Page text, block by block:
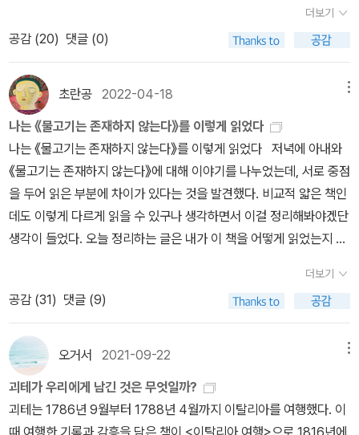
따로 부연설명이 필요치 않은 작품이다. 괴테가 스물두 살 때 쓰기 시
작해 임종을 목전에 둔 여든세 살 때까지 60여 년에 걸쳐, 평생을 두
고 써나간 작품이다. 한 사람의 일생을 바친 작품은 세계문학의 쟁쟁
한 고전들 가운데서도 보기가 드물다. 그만큼 여기에는 그의 평생의
관심사와 문제의식들이 녹아 있다. 『파우스트』는 고대의 그리스 로마
신화로부터 중세를 거쳐(성서가 배어들어 있다) 근대에 이르기까지
“3,000여 년”의 유럽 남북방을 다 아우르는 작품이다. 그리스 로마
신화의 세계와 기독교적 중세가 아우러지고, 중세에서 근대로의 이행
이 많이 조명되어 있으며(예컨대 지폐 발행, 인조인간의 제작 등등),
그러면서도 중세적 혹은 탈시간적 ‘구원’의 문제도 비중 있게 포섭되
것이 담은 세계가 크기 때문만이 아니라, 거기에 담긴 인간과 세계에
로는 난해하고, 때로는 코믹하기까지 한 정교한 언어에 담겨 있는 이
깊고도 넓은 성찰들은, 인간이 점점 더 왜소하고 허약해지는 시대에
각별한 의미를 가질 것이다. “어두운 충동 속에서도 선한 인간은 바른
길을 잘 의식하고 있다.”(”『 파우스트』 「천상의 서곡」 중에서)
우스트, 꽃이 만발한 풀밭에 누워 지치고불안한 모습으로 잠을 청한
다.해질 무렵.요정의 무리, 귀엽고 작은 모습으로 공중에서 떠돈다. -
이인웅(문학동네, 2009) 우아한 고장파우스트, 꽃이 만발한 풀밭에
누워 피로하고 불안한 듯 잠을 청하고 있다.황혼이 깃들 무렵.정령들
의 무리, 우아하고 작은 모습으로 공중에 떠다닌다. - 김인순(열린책
들, 2009)경관이 수려한 곳파우스트, 꽃들이 만발한 풀밭에 누워서
지친 몸으로 불안하게 잠을 청한다.땅거미가 내려앉는다.우아하고 작
은 요정의 무리, 대기를 떠돈다. - 전영애(길, 2019)우아한 지대파우
스트, 꽃이 만발한 풀밭에 누워 있다.지쳐 불안하게, 참을 청하며,어스
름.정령들의 무리가 둥둥 떠돌고 있는데, 우아하고 작은 자태들이다.
비극 제1부에서는 괴테의 경험에서 차용된 그레트헨(마가레테)가, 제
2부에서는 그리스 고전에 등장하는 헬레나가 주요한 등장인물 중 하
사랑과 운명, 욕망과 죽음 등 삶의 총체적 문제를 고민하는 파우스트
위대한 고전으로 일컫는 파우스트에도 정답은 없고 질문만 남는다.
이 책을 번역한 전영애의 말대로 “문학작품은, 어떤 법칙을 찾아내어
정리로 귀납하는 논리적 사유나 과학적 논리와는 다르다. 후자를 복
숭아의 씨에 비유한다면, 문학이 문장이란, 달고 신 온갖 맛이 배어 있
다 욕망 하나하나의 머리채를 틀어쥐었고 내게 흡족하지 않은 건, 떨
쳤으며 내게서 벗어나는 건, 가게 두었다. 나는 다만 갈망하고, 다만
왔다. 처음에는 거대하고 힘 있게, 그러나 이젠 현명해졌다. 생각이 깊
어졌다. 지상의 일은 이제 충분히 아는데, 저 높은 곳을 향한 전망은
막혀버렸다. 지혜의 마지막 결론은 이렇다 자유도 생명도 누려 마땅
한 자는 날마다 그것들을 싸워서 얻어내야 하는 자뿐. 하여, 위험에 에
워싸여 있음에도, 여기서는 아이도, 어른과 노인도 그 알찬 세월을 보
낸다. 그런 무리를 나는 보고 싶노라, 자유로운 터에 자유로운 백성과
서고 싶노라. 그 순간에게 내가 말해도 좋으리, 멈추어라, 너 참 아름
답구나!자유와 생명을 누리기 위해 날마다 그것들과 싸워 이겨내는
을 실천하는 무리들과 함께 서 있는 것, 파우스트가 멈추고 싶은 순간
이다. 이것이 파우스트의, 괴테의 지향일 것이다. 괴테는 파우스트를
통해서만 자신의 사유를 펼치지 않는다. 수많은 등장인물들 모두가
괴테다. 삶이, 인간이 완벽하지 않음을 받아들이며, 우리가 경험하는
삶의 모든 순간이 ‘멈추어라, 너 참 아름답구나!’를 외칠 수 있는 소중
한 순간임을 안다면, 우리는 이 지상에서 영혼의 자유와 구원을 이뤄
낼 수 있을 것이다. 그러나 세속적 욕망에 사로잡힌 인간이 이런 통찰
나 그 지식을 소유하지 못한 파우스트는 좌절감에 휩싸여 있다. 그를
메피스토펠레스가 찾아오고, 계약을 맺는다. 메피스토가 상징하는 의
등, 그에 따라 해석은 달라진다. 그리고 그 지식은 절대적 힘과 관련있
음을 암시한다. 메피스토가 그의 영혼을 데려갈 “멈추어라! 너 정말
아름답구나!”라고 할 순간이 언제가 될까? 1부 그레트헨과의 사랑의
순간도, 2부 헬레나와의 사랑이나 아르카디아 건설의 순간도 아니다.
파우스트가 헬레나를 만나는 장면에서 “멈추어라! 너 정말 아름답구
나!”라고 말할 극치의 순간이 도래한 것처럼 보이기도 한다. 그는 “숨
을 잘 못 쉬겠어요, 떨려요, 말이 막혀요, 이건 꿈입니다. 날과 장소가
사라졌어요.(9413-9414행)”라고 말한다. 아르카디아에서 헬레네
목가에서 그의 행복은 아직 미래 시제로 투사된다. “우리의 행복, 아
르카디아답게 자유롭기를!(9573행)” 인간은 최고의 행복감을 느끼
는 와중에도 그 행복이 완전함을 확신하지 못한다. 극치의 행복은 오
히려 불안감을 준다. 언제고 이 행복은 사라질 것이라는 예감을 갖고
있기에, 극치는 완전한 행복이 아니다. 에우포리온의 죽음은 이러한
사실을 우리에게 알려준다. 에우포리온은 그리스 해방전쟁을 도우러
갔다가 요절한 시인 바이런이 어려 있는 인물이다. 실제로 이 막에서
람, 그리고 필연적으로 면밀한 관찰자였던 괴테는 귀족 출신이라는
이유로 많은 비판을 받기도 한다. 하지만 이런 비판자들 역시 자신의
개성/고유성/취향을 발견하고 이를 고양시키고자 부단히 노력하지
않나. 그렇다면 이런 비판자들도 괴테의 ‘방황’과 ‘부단한 노력’에서
배울만한 점이 있지 않을까, 하는 생각이 들었다. 나는 괴테를 연구하
거나 특별히 좋아한다고 말하는 독자들 외에 인간으로서 괴테를 이야
기하는 이는 많이 보질 못했다. 한 인간은 출신성분으로만 요약되기
에는 너무나 복잡다단한 존재다. 만일 괴테가 찢어지게 가난한 가정
에서 태어나 이토록 성공했다면 우리나라의 정서상 더 많은 영감을
주었을까도 싶지만, 그럼에도 이 때문에 인간 괴테로서 많이 간과되
는 측면도 있을 것이다. 앞서 인용한 이 구절은 나폴리에 머물던 괴
테가 시칠리아로 가는 길에 쓴 여행 기록의 한 구절이다. 일기를 보면
괴테가 시칠리아로 가게 된 것도 미리 치밀하게 계획을 세워 간 것이
로 돌아갈지, 아니면 시칠리아로 떠날지를 미처 결정하지 못한 것으
로 보이기 때문이다. 신이 마련해놓은 섭리 속에서 신이 준 인간의 자
유의지와 합리적 이성이 자신을 길을 찾느라 방황하는 인간의 모습
을, 나폴리를 떠나기 전까지 갈까-말까를 망설이던 젊은 시절의 괴테
를 엿볼 수 있었다. 이 여행에서 그는 오래전에 쓴 <이피게니에>와
더보기
공감 (20) 댓글 (0)
초란공 2022-04-18
나는 《물고기는 존재하지 않는다》를 이렇게 읽었다
나는 《물고기는 존재하지 않는다》를 이렇게 읽었다 저녁에 아내와
《물고기는 존재하지 않는다》에 대해 이야기를 나누었는데, 서로 중점
을 두어 읽은 부분에 차이가 있다는 것을 발견했다. 비교적 얇은 책인
데도 이렇게 다르게 읽을 수 있구나 생각하면서 이걸 정리해봐야겠단
생각이 들었다. 오늘 정리하는 글은 내가 이 책을 어떻게 읽었는지 남
쳐보다가 바로 116년 전 오늘이, 그러니까 1906년 4월 18일 오전 5
시 12분에 리히터 7.9 규모의 샌프란시스코 대지진이 발생한 날이었
다는 사실을 알게 되었다. 이 날은 아래에 소개할 조던이라는 인물이
이 지진으로 반평생 모은 어류 샘플을 대부분 잃은 상징적인 날이
다. 그래서 오늘 이 책을 어떻게 읽었는지 메모해보는 것도 의미 있겠
다 싶었다. 다만 아내의 독법과 나의 독법이 다르고, 이 글은 내가 정
리한 한 가지 의견이라는 점을 말해둔다. 각자의 읽기와 이해는 모두
더보기
공감 (31) 댓글 (9)
오거서 2021-09-22
괴테가 우리에게 남긴 것은 무엇일까?
괴테는 1786년 9월부터 1788년 4월까지 이탈리아를 여행했다. 이